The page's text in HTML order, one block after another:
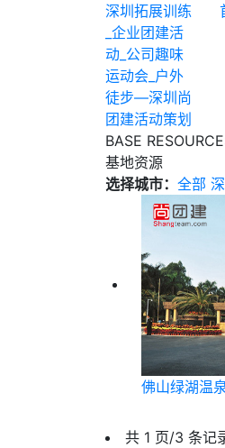
深圳拓展训练
_企业团建活
动_公司趣味
运动会_户外
徒步—深圳尚
团建活动策划
BASE
基地资源
选择城市： 全部
佛山绿湖温
共 1 页/3 条记